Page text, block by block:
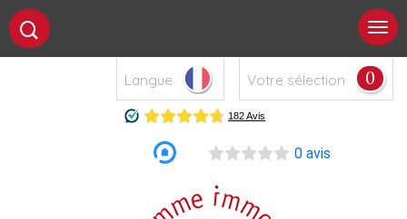
Langue Votre sélection 0
0 avis